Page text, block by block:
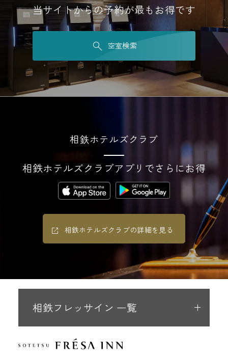
当サイトからの予約が最もお得です
空室検索
相鉄ホテルズクラブ
相鉄ホテルズクラブアプリでさらにお得
相鉄ホテルズクラブの詳細を見る
相鉄フレッサイン 一覧